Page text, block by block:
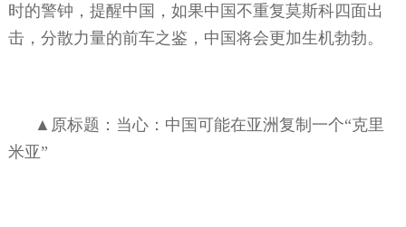
时的警钟，提醒中国，如果中国不重复莫斯科四面出
击，分散力量的前车之鉴，中国将会更加生机勃勃。
▲原标题：当心：中国可能在亚洲复制一个“克里
米亚”